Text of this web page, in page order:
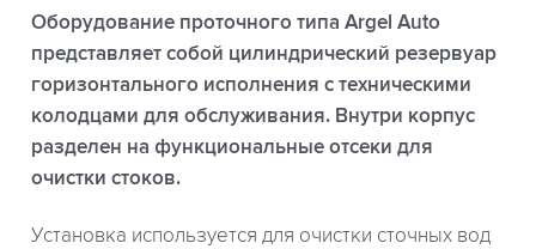
Оборудование проточного типа Argel Auto
представляет собой цилиндрический резервуар
горизонтального исполнения с техническими
колодцами для обслуживания. Внутри корпус
разделен на функциональные отсеки для
очистки стоков.
Установка используется для очистки сточных вод